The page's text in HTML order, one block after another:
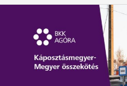
Káposztásmegyer-